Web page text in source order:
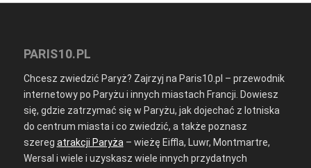
PARIS10.PL
Chcesz zwiedzić Paryż? Zajrzyj na Paris10.pl – przewodnik
internetowy po Paryżu i innych miastach Francji. Dowiesz
się, gdzie zatrzymać się w Paryżu, jak dojechać z lotniska
do centrum miasta i co zwiedzić, a także poznasz
szereg atrakcji Paryża – wieżę Eiffla, Luwr, Montmartre,
Wersal i wiele i uzyskasz wiele innych przydatnych